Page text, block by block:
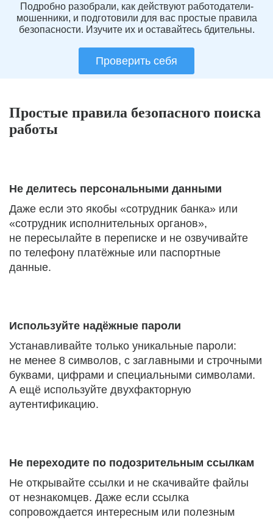
Подробно разобрали, как действуют работодатели-
мошенники, и подготовили для вас простые правила
безопасности. Изучите их и оставайтесь бдительны.
Проверить себя
Простые правила безопасного поиска
работы
Не делитесь персональными данными
Даже если это якобы «сотрудник банка» или
«сотрудник исполнительных органов»,
не пересылайте в переписке и не озвучивайте
по телефону платёжные или паспортные
данные.
Используйте надёжные пароли
Устанавливайте только уникальные пароли:
не менее 8 символов, с заглавными и строчными
буквами, цифрами и специальными символами.
А ещё используйте двухфакторную
аутентификацию.
Не переходите по подозрительным ссылкам
Не открывайте ссылки и не скачивайте файлы
от незнакомцев. Даже если ссылка
сопровождается интересным или полезным